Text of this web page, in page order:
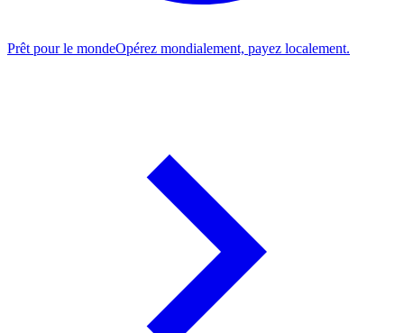
Prêt pour le mondeOpérez mondialement, payez localement.